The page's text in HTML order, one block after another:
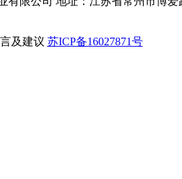
及建议 苏ICP备16027871号